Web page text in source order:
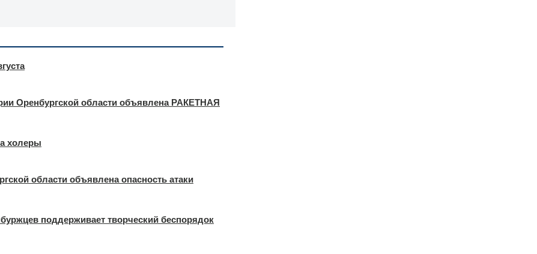
Оренбургской области объявлена РАКЕТНАЯ
холеры
области объявлена опасность атаки
поддерживает творческий беспорядок